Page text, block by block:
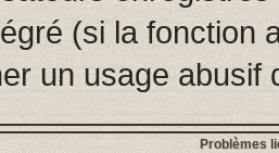
(si la fonction
un usage abusif
Problèmes